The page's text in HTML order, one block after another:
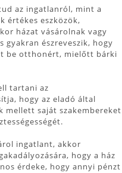
az ingatlanról, mint a
értékes eszközök,
házat vásárolnak vagy
gyakran észreveszik, hogy
be otthonért, mielőtt bárki
tartani az
hogy az eladó által
mellett saját szakembereket
ingatlant, akkor
hogy a ház
érdeke, hogy annyi pénzt